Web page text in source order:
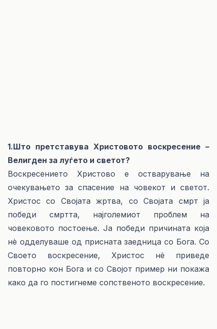
1.Што претставува Христовото воскресение –
Велигден за луѓето и светот?
Воскресението Христово е остварување на
очекувањето за спасение на човекот и светот.
Христос со Својата жртва, со Својата смрт ја
победи смртта, најголемиот проблем на
човековото постоење. Ја победи причината која
нѐ одделуваше од присната заедница со Бога. Со
Своето воскресение, Христос нѐ приведе
повторно кон Бога и со Својот пример ни покажа
како да го постигнеме сопственото воскресение.